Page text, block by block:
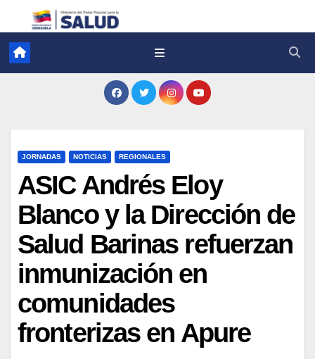
JORNADAS NOTICIAS REGIONALES
ASIC Andrés Eloy
Blanco y la Dirección de
Salud Barinas refuerzan
inmunización en
comunidades
fronterizas en Apure